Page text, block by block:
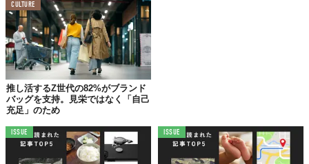
✨【第3位】✨
簡単、回すだけ！
ドイツ・ゾーリンゲン製ブレード
「鼻毛カッター」が静音快適
CULTURE
推し活するZ世代の82%がブランド
バッグを支持。見栄ではなく「自己
充足」のため
ISSUE ISSUE